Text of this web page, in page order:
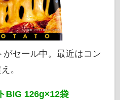
セール中。最近はコン
。
BIG 126g×12袋